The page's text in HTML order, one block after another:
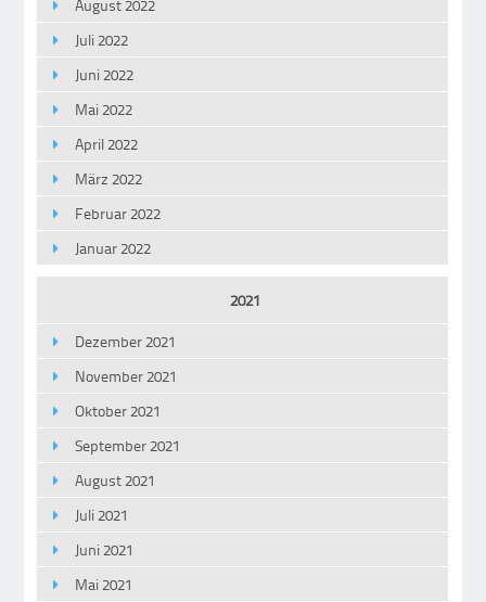
August 2022
Juli 2022
Juni 2022
Mai 2022
April 2022
März 2022
Februar 2022
Januar 2022
2021
Dezember 2021
November 2021
Oktober 2021
September 2021
August 2021
Juli 2021
Juni 2021
Mai 2021